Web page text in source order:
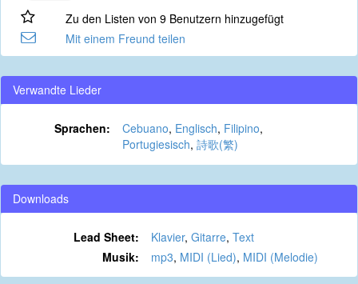
Zu den Listen von 9 Benutzern hinzugefügt
Mit einem Freund teilen
Verwandte Lieder
Sprachen: Cebuano, Englisch, Filipino,
Portugiesisch, 詩歌(繁)
Downloads
Lead Sheet: Klavier, Gitarre, Text
Musik:
mp3, MIDI (Lied), MIDI (Melodie)